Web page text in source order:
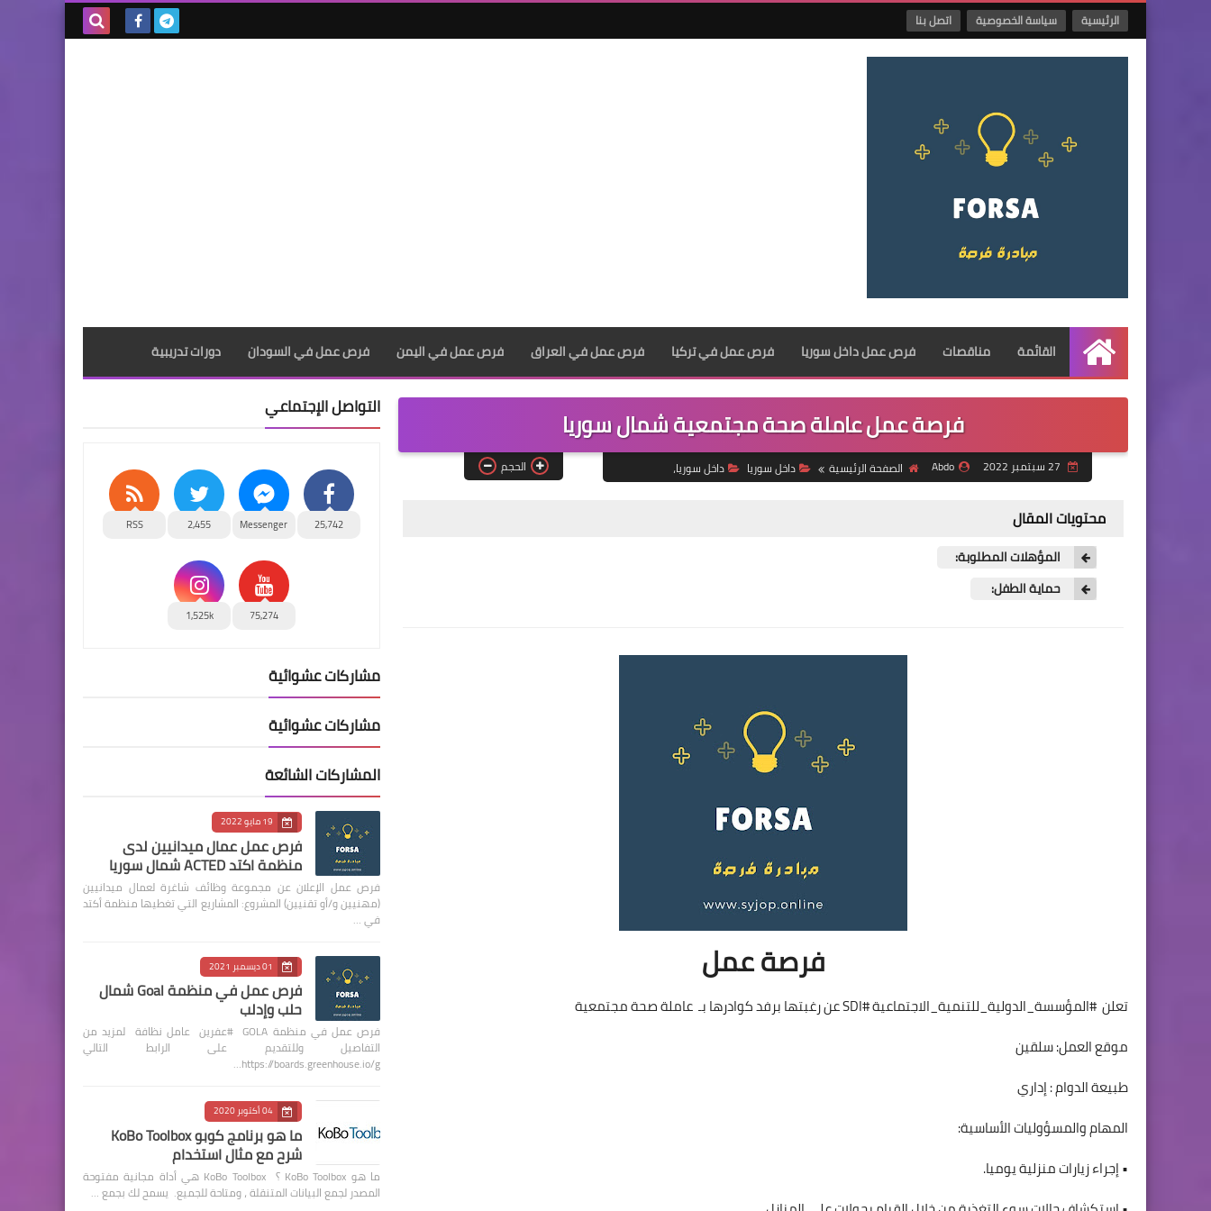
الرئيسية سياسة الخصوصية اتصل بنا
الرئيسية
القائمة مناقصات فرص عمل داخل سوريا فرص عمل في تركيا فرص عمل في العراق فرص عمل في اليمن فرص عمل في السودان دورات تدريبية
فرصة عمل عاملة صحة مجتمعية شمال سوريا
Abdo الصفحة الرئيسية داخل سوريا داخل سوريا، الحجم
محتويات المقال
المؤهلات المطلوبة:
حماية الطفل:
فرصة عمل
تعلن #المؤسسة_الدولية_للتنمية_الاجتماعية #SDI عن رغبتها برفد كوادرها بـ عاملة صحة مجتمعية
موقع العمل: سلقين
طبيعة الدوام : إداري
المهام والمسؤوليات الأساسية:
• إجراء زيارات منزلية يوميا.
التواصل الإجتماعي
25,742
Messenger
2,455
RSS
75,274
1,525k
مشاركات عشوائية
مشاركات عشوائية
المشاركات الشائعة
19 مايو 2022
فرص عمل عمال ميدانيين لدى
منظمة اكتد ACTED شمال سوريا
فرص عمل الإعلان عن مجموعة وظائف شاغرة لعمال ميدانيين
(مهنيين و/أو تقنيين) المشروع: المشاريع التي تغطيها منظمة أكتد
في …
01 ديسمبر 2021
فرص عمل في منظمة Goal شمال
حلب وإدلب
فرص عمل في منظمة GOLA #عفرين عامل نظافة لمزيد من
التفاصيل وللتقديم على الرابط التالي
https://boards.greenhouse.io/g…
04 أكتوبر 2020
ما هو برنامج كوبو KoBo Toolbox
شرح مع مثال استخدام
ما هو KoBo Toolbox ؟ KoBo Toolbox هي أداة مجانية مفتوحة
المصدر لجمع البيانات المتنقلة ، ومتاحة للجميع. يسمح لك بجمع …